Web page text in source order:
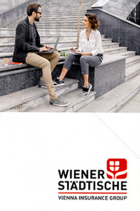
Versicherung
AG Vienna Insurance
2022
Bild-ID: 74184